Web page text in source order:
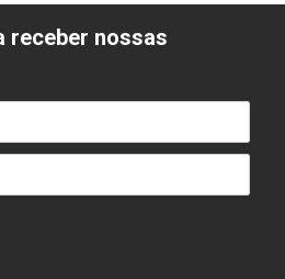
receber nossas